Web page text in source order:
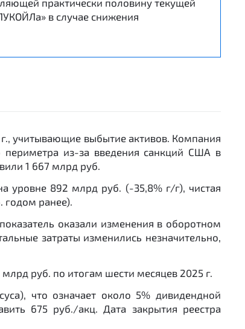
практически половину текущей
в случае снижения
учитывающие выбытие активов. Компания
периметра из-за введения санкций США в
1 667 млрд руб.
уровне 892 млрд руб. (-35,8% г/г), чистая
годом ранее).
оказали изменения в оборотном
затраты изменились незначительно,
руб. по итогам шести месяцев 2025 г.
что означает около 5% дивидендной
675 руб./акц. Дата закрытия реестра